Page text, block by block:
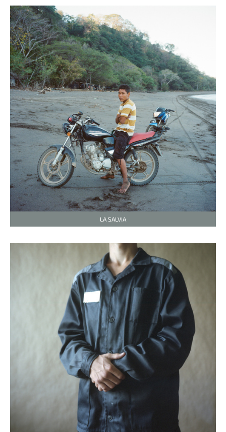
LA SALVIA